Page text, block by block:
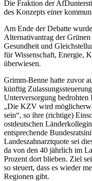
Die Fraktion der AfD
des Konzepts einer
Am Ende der Debatte
Alternativantrag der
Gesundheit und
für Wissenschaft, Energie,
überwiesen.
Grimm-Benne hatte zuvor
künftig
Unterversorgung
„Die KZV wird
sein“, so ihre (richtige)
ostdeutschen
entsprechende
Landeszahnarztquote sei
da von den 40 jährlich im
Prozent dort blieben. Ziel
so steuert, dass es wieder
Regionen gibt.